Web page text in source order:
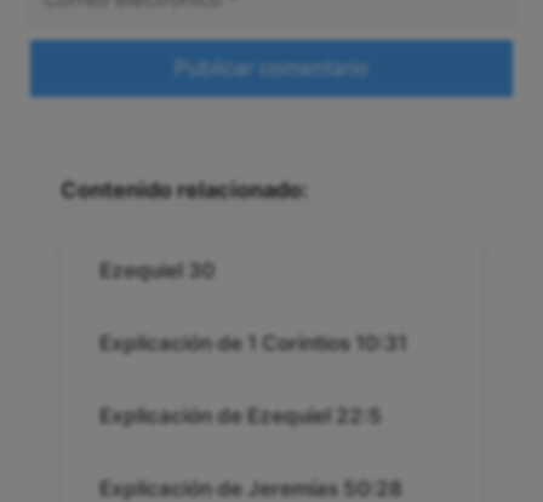
Contenido relacionado:
Ezequiel 30
Explicación de 1 Corintios 10:31
Explicación de Ezequiel 22:5
Explicación de Jeremías 50:28